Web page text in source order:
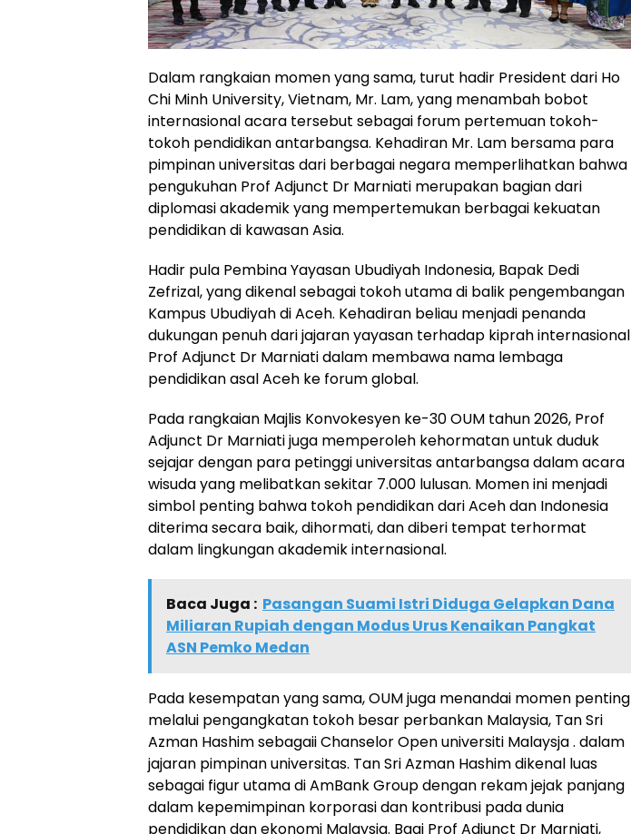
Dalam rangkaian momen yang sama, turut hadir President dari Ho
Chi Minh University, Vietnam, Mr. Lam, yang menambah bobot
internasional acara tersebut sebagai forum pertemuan tokoh-
tokoh pendidikan antarbangsa. Kehadiran Mr. Lam bersama para
pimpinan universitas dari berbagai negara memperlihatkan bahwa
pengukuhan Prof Adjunct Dr Marniati merupakan bagian dari
diplomasi akademik yang mempertemukan berbagai kekuatan
pendidikan di kawasan Asia.
Hadir pula Pembina Yayasan Ubudiyah Indonesia, Bapak Dedi
Zefrizal, yang dikenal sebagai tokoh utama di balik pengembangan
Kampus Ubudiyah di Aceh. Kehadiran beliau menjadi penanda
dukungan penuh dari jajaran yayasan terhadap kiprah internasional
Prof Adjunct Dr Marniati dalam membawa nama lembaga
pendidikan asal Aceh ke forum global.
Pada rangkaian Majlis Konvokesyen ke-30 OUM tahun 2026, Prof
Adjunct Dr Marniati juga memperoleh kehormatan untuk duduk
sejajar dengan para petinggi universitas antarbangsa dalam acara
wisuda yang melibatkan sekitar 7.000 lulusan. Momen ini menjadi
simbol penting bahwa tokoh pendidikan dari Aceh dan Indonesia
diterima secara baik, dihormati, dan diberi tempat terhormat
dalam lingkungan akademik internasional.
Baca Juga : Pasangan Suami Istri Diduga Gelapkan Dana
Miliaran Rupiah dengan Modus Urus Kenaikan Pangkat
ASN Pemko Medan
Pada kesempatan yang sama, OUM juga menandai momen penting
melalui pengangkatan tokoh besar perbankan Malaysia, Tan Sri
Azman Hashim sebagaii Chanselor Open universiti Malaysja . dalam
jajaran pimpinan universitas. Tan Sri Azman Hashim dikenal luas
sebagai figur utama di AmBank Group dengan rekam jejak panjang
dalam kepemimpinan korporasi dan kontribusi pada dunia
pendidikan dan ekonomi Malaysia. Bagi Prof Adjunct Dr Marniati,